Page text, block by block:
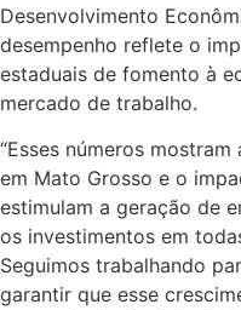
Desenvolvimento
desempenho reflete o
estaduais de fomento à
mercado de trabalho.
“Esses números
em Mato Grosso e o
estimulam a geração de
os investimentos em
Seguimos trabalhando
garantir que esse